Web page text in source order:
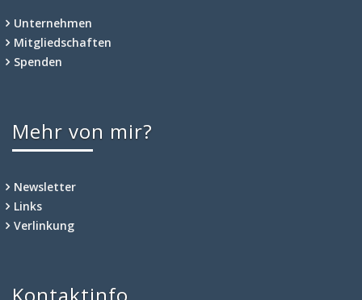
Unternehmen
Mitgliedschaften
Spenden
Mehr von mir?
Newsletter
Links
Verlinkung